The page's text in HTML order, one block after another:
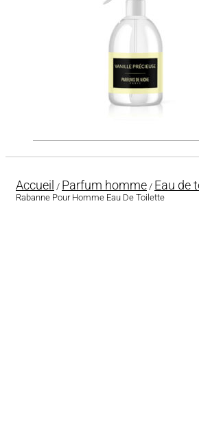
Accueil / Parfum homme / Eau de
Rabanne Pour Homme Eau De Toilette